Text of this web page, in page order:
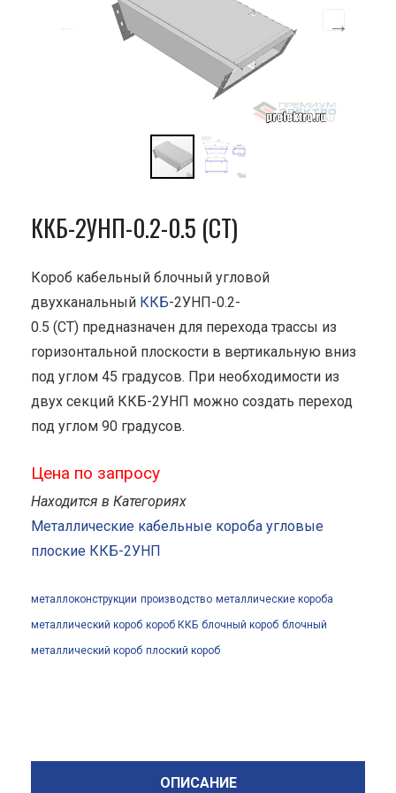
ККБ-2УНП-0.2-0.5 (СТ)
Короб кабельный блочный угловой
двухканальный ККБ-2УНП-0.2-
0.5 (СТ) предназначен для перехода трассы из
горизонтальной плоскости в вертикальную вниз
под углом 45 градусов. При необходимости из
двух секций ККБ-2УНП можно создать переход
под углом 90 градусов.
Цена по запросу
Находится в Категориях
Металлические кабельные короба угловые
плоские ККБ-2УНП
металлоконструкции производство металлические короба
металлический короб короб ККБ блочный короб блочный
металлический короб плоский короб
ОПИСАНИЕ